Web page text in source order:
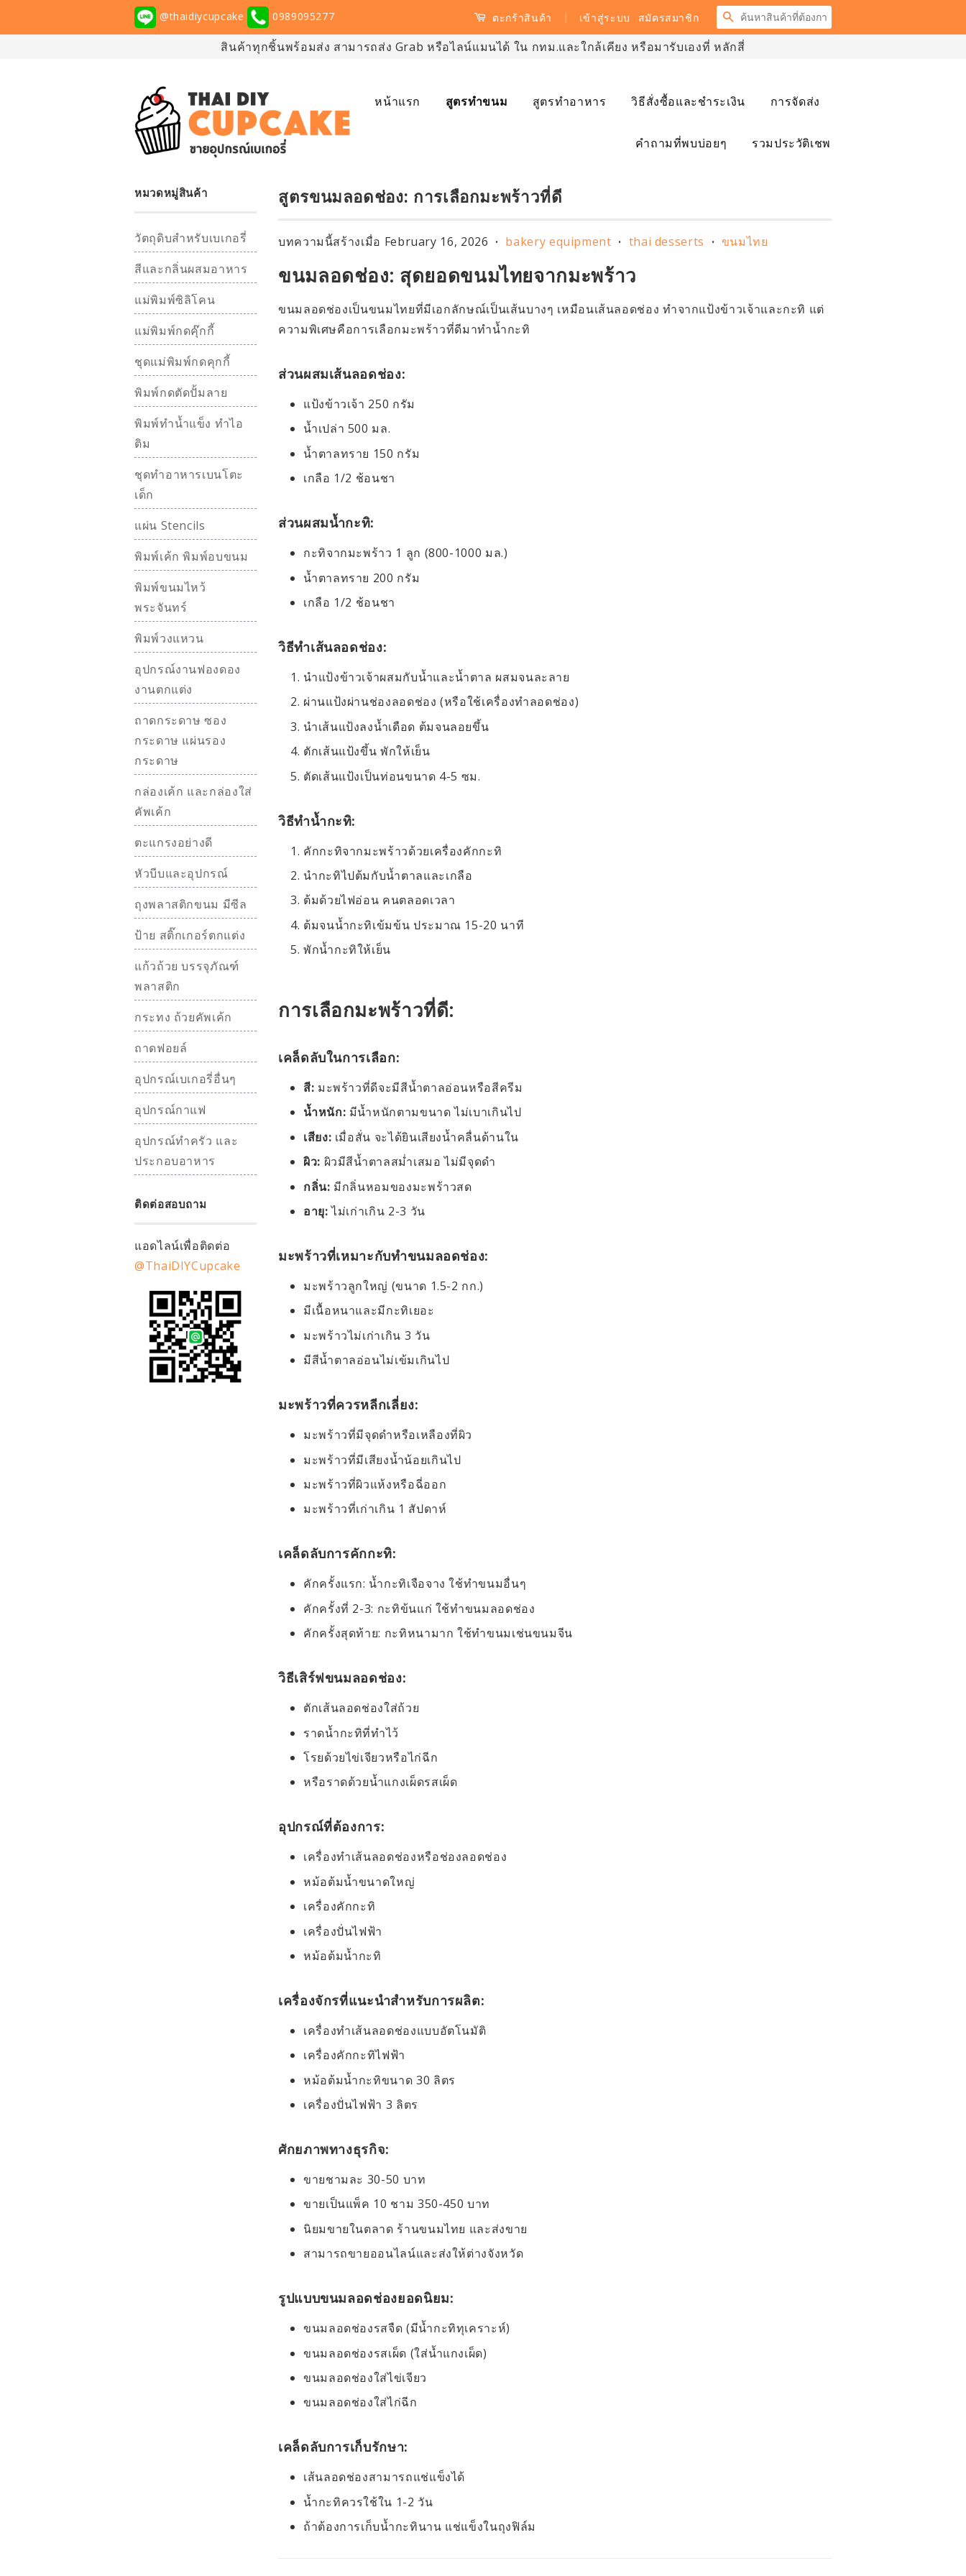
@thaidiycupcake 0989095277 ตะกร้าสินค้า | เข้าสู่ระบบ สมัครสมาชิก
ค้นหา
สินค้าทุกชิ้นพร้อมส่ง สามารถส่ง Grab หรือไลน์แมนได้ ใน กทม.และใกล้เคียง หรือมารับเองที่ หลักสี่
หน้าแรก สูตรทำขนม สูตรทำอาหาร วิธีสั่งซื้อและชำระเงิน การจัดส่ง
คำถามที่พบบ่อยๆ รวมประวัติเชพ
หมวดหมู่สินค้า
วัตถุดิบสำหรับเบเกอรี่
สีและกลิ่นผสมอาหาร
แม่พิมพ์ซิลิโคน
แม่พิมพ์กดคุ๊กกี้
ชุดแม่พิมพ์กดคุกกี้
พิมพ์กดตัดปั้มลาย
พิมพ์ทำน้ำแข็ง ทำไอ
ติม
ชุดทำอาหารเบนโตะ
เด็ก
แผ่น Stencils
พิมพ์เค้ก พิมพ์อบขนม
พิมพ์ขนมไหว้
พระจันทร์
พิมพ์วงแหวน
อุปกรณ์งานฟองดอง
งานตกแต่ง
ถาดกระดาษ ซอง
กระดาษ แผ่นรอง
กระดาษ
กล่องเค้ก และกล่องใส่
คัพเค้ก
ตะแกรงอย่างดี
หัวบีบและอุปกรณ์
ถุงพลาสติกขนม มีซีล
ป้าย สติ๊กเกอร์ตกแต่ง
แก้วถ้วย บรรจุภัณฑ์
พลาสติก
กระทง ถ้วยคัพเค้ก
ถาดฟอยล์
อุปกรณ์เบเกอรี่อื่นๆ
อุปกรณ์กาแฟ
อุปกรณ์ทำครัว และ
ประกอบอาหาร
ติดต่อสอบถาม
แอดไลน์เพื่อติดต่อ
@ThaiDIYCupcake
สูตรขนมลอดช่อง: การเลือกมะพร้าวที่ดี
บทความนี้สร้างเมื่อ February 16, 2026 • bakery equipment • thai desserts • ขนมไทย
ขนมลอดช่อง: สุดยอดขนมไทยจากมะพร้าว
ขนมลอดช่องเป็นขนมไทยที่มีเอกลักษณ์เป็นเส้นบางๆ เหมือนเส้นลอดช่อง ทำจากแป้งข้าวเจ้าและกะทิ แต่
ความพิเศษคือการเลือกมะพร้าวที่ดีมาทำน้ำกะทิ
ส่วนผสมเส้นลอดช่อง:
แป้งข้าวเจ้า 250 กรัม
น้ำเปล่า 500 มล.
น้ำตาลทราย 150 กรัม
เกลือ 1/2 ช้อนชา
ส่วนผสมน้ำกะทิ:
กะทิจากมะพร้าว 1 ลูก (800-1000 มล.)
น้ำตาลทราย 200 กรัม
เกลือ 1/2 ช้อนชา
วิธีทำเส้นลอดช่อง:
นำแป้งข้าวเจ้าผสมกับน้ำและน้ำตาล ผสมจนละลาย
ผ่านแป้งผ่านช่องลอดช่อง (หรือใช้เครื่องทำลอดช่อง)
นำเส้นแป้งลงน้ำเดือด ต้มจนลอยขึ้น
ตักเส้นแป้งขึ้น พักให้เย็น
ตัดเส้นแป้งเป็นท่อนขนาด 4-5 ซม.
วิธีทำน้ำกะทิ:
คักกะทิจากมะพร้าวด้วยเครื่องคักกะทิ
นำกะทิไปต้มกับน้ำตาลและเกลือ
ต้มด้วยไฟอ่อน คนตลอดเวลา
ต้มจนน้ำกะทิเข้มข้น ประมาณ 15-20 นาที
พักน้ำกะทิให้เย็น
การเลือกมะพร้าวที่ดี:
เคล็ดลับในการเลือก:
สี: มะพร้าวที่ดีจะมีสีน้ำตาลอ่อนหรือสีครีม
น้ำหนัก: มีน้ำหนักตามขนาด ไม่เบาเกินไป
เสียง: เมื่อสั่น จะได้ยินเสียงน้ำคลื่นด้านใน
ผิว: ผิวมีสีน้ำตาลสม่ำเสมอ ไม่มีจุดดำ
กลิ่น: มีกลิ่นหอมของมะพร้าวสด
อายุ:ไม่เก่าเกิน 2-3 วัน
มะพร้าวที่เหมาะกับทำขนมลอดช่อง:
มะพร้าวลูกใหญ่ (ขนาด 1.5-2 กก.)
มีเนื้อหนาและมีกะทิเยอะ
มะพร้าวไม่เก่าเกิน 3 วัน
มีสีน้ำตาลอ่อนไม่เข้มเกินไป
มะพร้าวที่ควรหลีกเลี่ยง:
มะพร้าวที่มีจุดดำหรือเหลืองที่ผิว
มะพร้าวที่มีเสียงน้ำน้อยเกินไป
มะพร้าวที่ผิวแห้งหรือฉี่ออก
มะพร้าวที่เก่าเกิน 1 สัปดาห์
เคล็ดลับการคักกะทิ:
คักครั้งแรก: น้ำกะทิเจือจาง ใช้ทำขนมอื่นๆ
คักครั้งที่ 2-3: กะทิข้นแก่ ใช้ทำขนมลอดช่อง
คักครั้งสุดท้าย: กะทิหนามาก ใช้ทำขนมเช่นขนมจีน
วิธีเสิร์ฟขนมลอดช่อง:
ตักเส้นลอดช่องใส่ถ้วย
ราดน้ำกะทิที่ทำไว้
โรยด้วยไข่เจียวหรือไก่ฉีก
หรือราดด้วยน้ำแกงเผ็ดรสเผ็ด
อุปกรณ์ที่ต้องการ:
เครื่องทำเส้นลอดช่องหรือช่องลอดช่อง
หม้อต้มน้ำขนาดใหญ่
เครื่องคักกะทิ
เครื่องปั่นไฟฟ้า
หม้อต้มน้ำกะทิ
เครื่องจักรที่แนะนำสำหรับการผลิต:
เครื่องทำเส้นลอดช่องแบบอัตโนมัติ
เครื่องคักกะทิไฟฟ้า
หม้อต้มน้ำกะทิขนาด 30 ลิตร
เครื่องปั่นไฟฟ้า 3 ลิตร
ศักยภาพทางธุรกิจ:
ขายชามละ 30-50 บาท
ขายเป็นแพ็ค 10 ชาม 350-450 บาท
นิยมขายในตลาด ร้านขนมไทย และส่งขาย
สามารถขายออนไลน์และส่งให้ต่างจังหวัด
รูปแบบขนมลอดช่องยอดนิยม:
ขนมลอดช่องรสจืด (มีน้ำกะทิทุเคราะห์)
ขนมลอดช่องรสเผ็ด (ใส่น้ำแกงเผ็ด)
ขนมลอดช่องใส่ไข่เจียว
ขนมลอดช่องใส่ไก่ฉีก
เคล็ดลับการเก็บรักษา:
เส้นลอดช่องสามารถแช่แข็งได้
น้ำกะทิควรใช้ใน 1-2 วัน
ถ้าต้องการเก็บน้ำกะทินาน แช่แข็งในถุงฟิล์ม